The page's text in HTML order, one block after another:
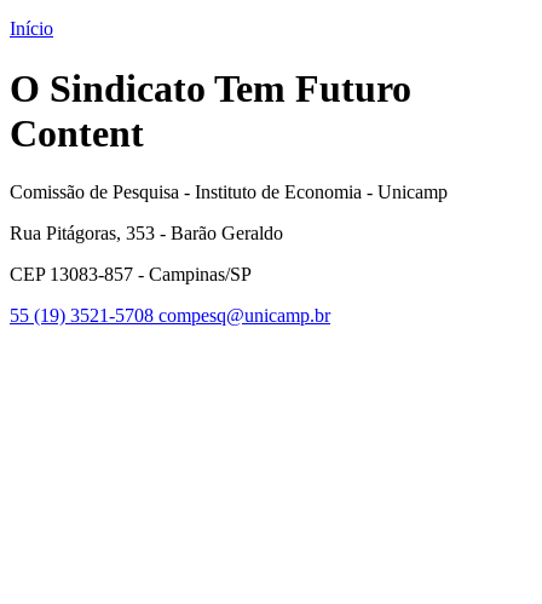
Início
O Sindicato Tem Futuro
Content
Comissão de Pesquisa - Instituto de Economia - Unicamp
Rua Pitágoras, 353 - Barão Geraldo
CEP 13083-857 - Campinas/SP
55 (19) 3521-5708 compesq@unicamp.br